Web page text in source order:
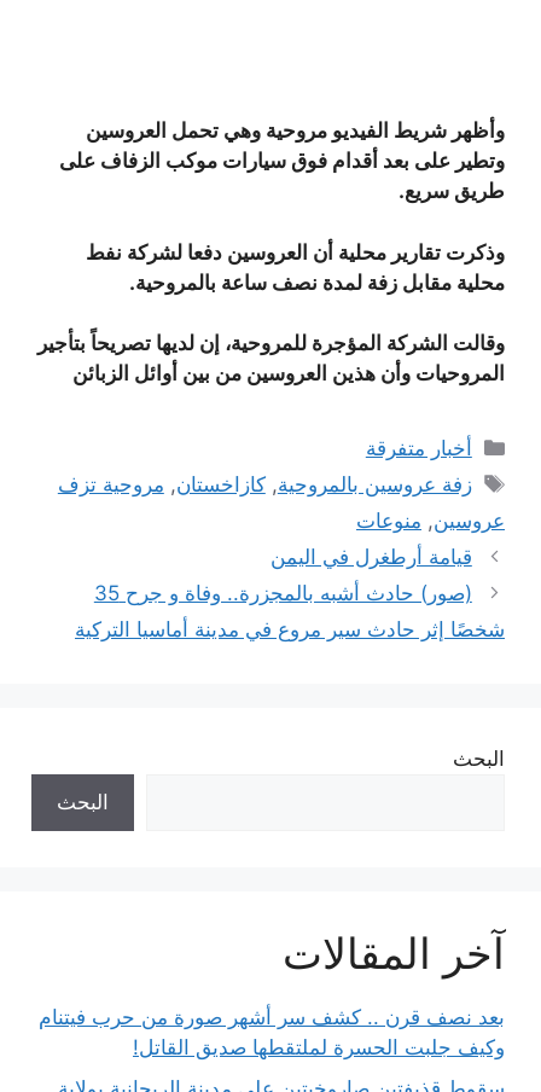
وأظهر شريط الفيديو مروحية وهي تحمل العروسين
وتطير على بعد أقدام فوق سيارات موكب الزفاف على
طريق سريع.
وذكرت تقارير محلية أن العروسين دفعا لشركة نفط
محلية مقابل زفة لمدة نصف ساعة بالمروحية.
وقالت الشركة المؤجرة للمروحية، إن لديها تصريحاً بتأجير
المروحيات وأن هذين العروسين من بين أوائل الزبائن
التصنيفات
أخبار متفرقة
الوسوم
زفة عروسين بالمروحية,كازاخستان, مروحية تزف
عروسين, منوعات
قيامة أرطغرل في اليمن
(صور) حادث أشبه بالمجزرة.. وفاة و جرح 35
شخصًا إثر حادث سير مروع في مدينة أماسيا التركية
البحث
البحث
آخر المقالات
بعد نصف قرن .. كشف سر أشهر صورة من حرب فيتنام
وكيف جلبت الحسرة لملتقطها صديق القاتل!